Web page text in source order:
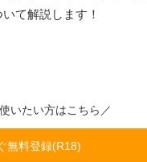
て解説します！
いたい方はこちら／
無料登録(R18)